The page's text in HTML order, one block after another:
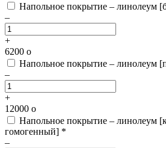
Напольное покрытие – линолеум
–
+
6200 o
Напольное покрытие – линолеум
–
+
12000 o
Напольное покрытие – линолеум
гомогенный] *
–